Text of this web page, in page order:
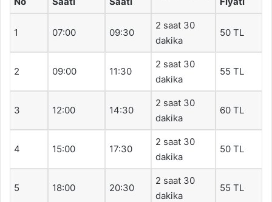
1 07:00 09:30
2 saat 30
dakika
50 TL
2 09:00 11:30
2 saat 30
dakika
55 TL
3 12:00 14:30
2 saat 30
dakika
60 TL
4 15:00 17:30
2 saat 30
dakika
50 TL
5 18:00 20:30
2 saat 30
dakika
55 TL